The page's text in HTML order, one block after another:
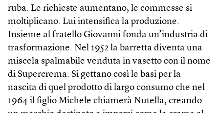
ruba. Le richieste aumentano, le commesse si
moltiplicano. Lui intensifica la produzione.
Insieme al fratello Giovanni fonda un’industria di
trasformazione. Nel 1952 la barretta diventa una
miscela spalmabile venduta in vasetto con il nome
di Supercrema. Si gettano così le basi per la
nascita di quel prodotto di largo consumo che nel
1964 il figlio Michele chiamerà Nutella, creando